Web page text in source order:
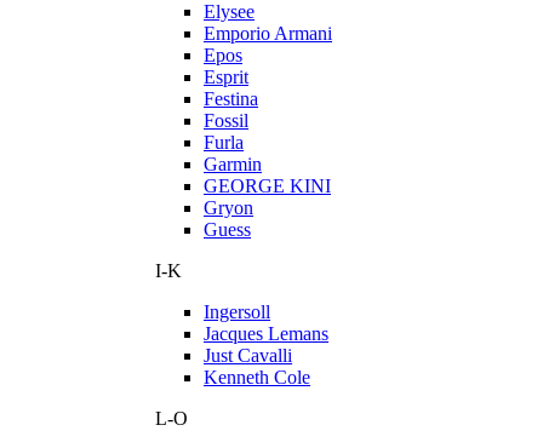
Elysee
Emporio Armani
Epos
Esprit
Festina
Fossil
Furla
Garmin
GEORGE KINI
Gryon
Guess
I-K
Ingersoll
Jacques Lemans
Just Cavalli
Kenneth Cole
L-O